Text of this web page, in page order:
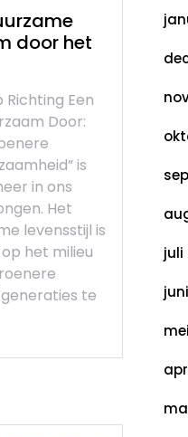
door het
Richting Een
Door:
is
in ons
Het
levensstijl is
het milieu
te
juli